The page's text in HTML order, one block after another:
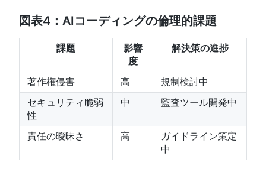
図表4：AIコーディングの倫理的課題
課題
影響
度
解決策の進捗
著作権侵害 高
規制検討中
セキュリティ脆弱
性
中 監査ツール開発中
責任の曖昧さ 高
ガイドライン策定
中